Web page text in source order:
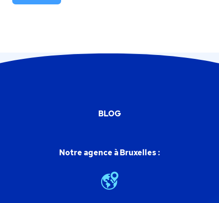
BLOG
Notre agence à Bruxelles :